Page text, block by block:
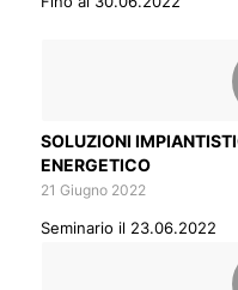
SOLUZIONI
ENERGETICO
21 Giugno 2022
Seminario il 23.06.2022